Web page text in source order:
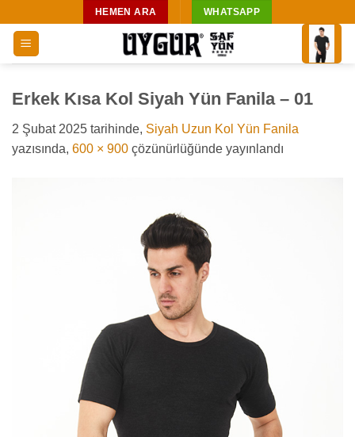
atla
HEMEN ARA WHATSAPP
Erkek Kısa Kol Siyah Yün Fanila – 01
2 Şubat 2025 tarihinde, Siyah Uzun Kol Yün Fanila
yazısında, 600 × 900 çözünürlüğünde yayınlandı